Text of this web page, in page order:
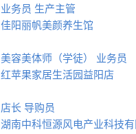
业务员 生产主管
佳阳丽帆美颜养生馆
美容美体师（学徒）
业务员
红苹果家居生活园益阳店
店长 导购员
湖南中科恒源风电产业科技